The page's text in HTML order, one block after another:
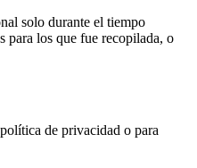
solo durante el tiempo
para los que fue recopilada, o
de privacidad o para